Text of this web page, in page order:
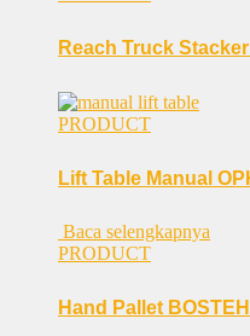
Reach Truck
PRODUCT
Lift Table Manual
Baca selengkapnya
PRODUCT
Hand Pallet